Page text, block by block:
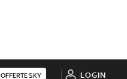
OFFERTE SKY LOGIN